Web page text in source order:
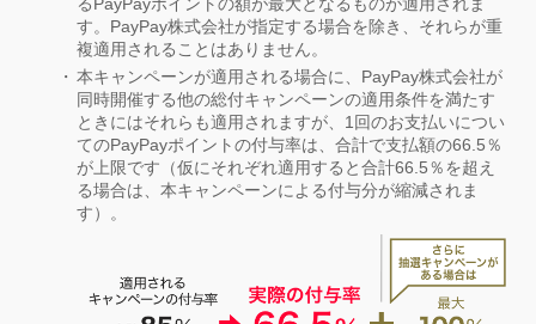
るPayPayポイントの額が最大となるものが適用されま
す。PayPay株式会社が指定する場合を除き、それらが重
複適用されることはありません。
本キャンペーンが適用される場合に、PayPay株式会社が
同時開催する他の総付キャンペーンの適用条件を満たす
ときにはそれらも適用されますが、1回のお支払いについ
てのPayPayポイントの付与率は、合計で支払額の66.5％
が上限です（仮にそれぞれ適用すると合計66.5％を超え
る場合は、本キャンペーンによる付与分が縮減されま
す）。